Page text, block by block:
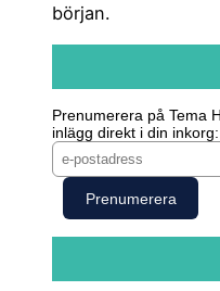
början.
Prenumerera på Tema
inlägg direkt i din inkorg: